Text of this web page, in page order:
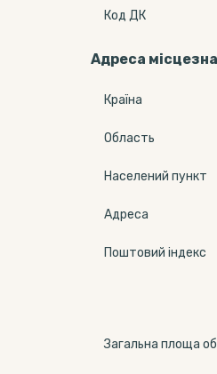
Код ДК
Адреса
Країна
Область
Населений пункт
Адреса
Поштовий індекс
Загальна площа